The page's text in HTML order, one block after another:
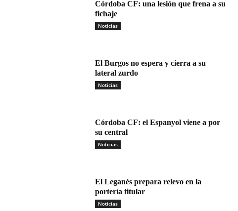
Córdoba CF: una lesión que frena a su
fichaje
Noticias
El Burgos no espera y cierra a su
lateral zurdo
Noticias
Córdoba CF: el Espanyol viene a por
su central
Noticias
El Leganés prepara relevo en la
portería titular
Noticias